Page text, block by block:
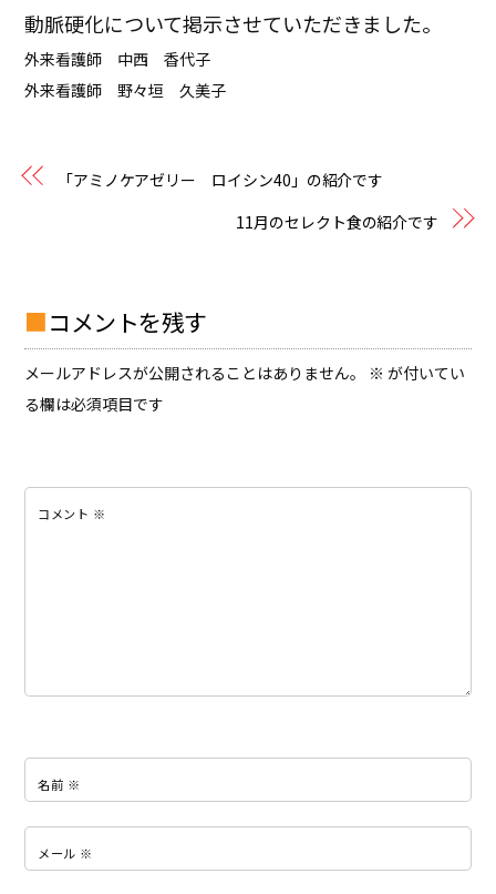
動脈硬化について掲示させていただきました。
外来看護師 中西 香代子
外来看護師 野々垣 久美子
「アミノケアゼリー ロイシン40」の紹介です
11月のセレクト食の紹介です
コメントを残す
メールアドレスが公開されることはありません。 ※ が付いてい
る欄は必須項目です
コメント ※
名前 ※
メール ※